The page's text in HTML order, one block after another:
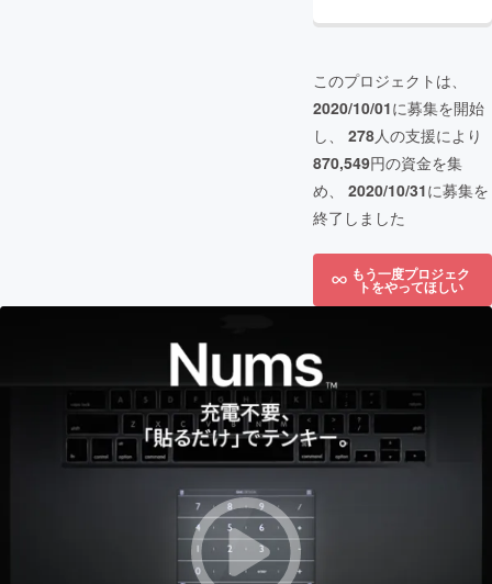
このプロジェクトは、
2020/10/01に募集を開始
し、 278人の支援により
870,549円の資金を集
め、 2020/10/31に募集を
終了しました
もう一度プロジェク
トをやってほしい